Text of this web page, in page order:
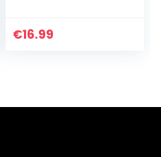
grasbal, klein dier
€16.99